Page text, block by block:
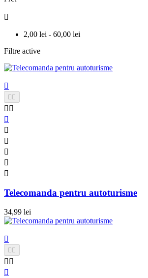

2,00 lei - 60,00 lei
Filtre active


 






Telecomanda pentru autoturisme
34,99 lei

 
 
